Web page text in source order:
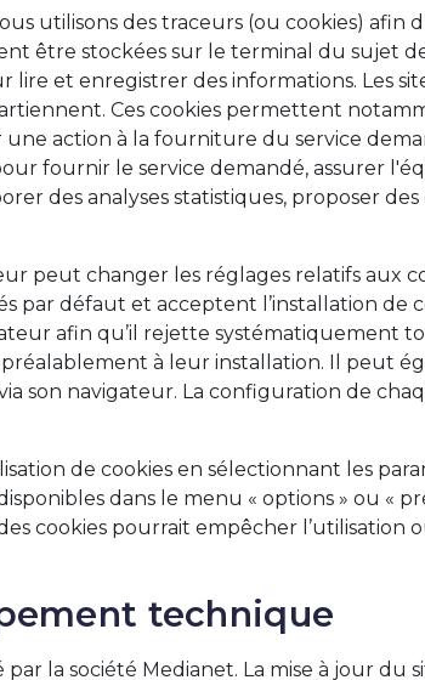
utilisons des traceurs (ou cookies) afin
être stockées sur le terminal du sujet
et enregistrer des informations. Les
Ces cookies permettent
action à la fourniture du service
fournir le service demandé, assurer
des analyses statistiques, proposer des
peut changer les réglages relatifs aux
par défaut et acceptent l’installation de
afin qu’il rejette systématiquement
préalablement à leur installation. Il peut
son navigateur. La configuration de
de cookies en sélectionnant les
dans le menu « options » ou «
cookies pourrait empêcher l’utilisation
technique
la société Medianet. La mise à jour du